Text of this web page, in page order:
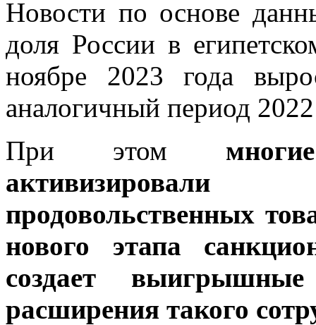
Новости по основе
доля России в
ноябре 2023 года
аналогичный период
При этом
продовольственных
нового этапа
создает
расширения такого